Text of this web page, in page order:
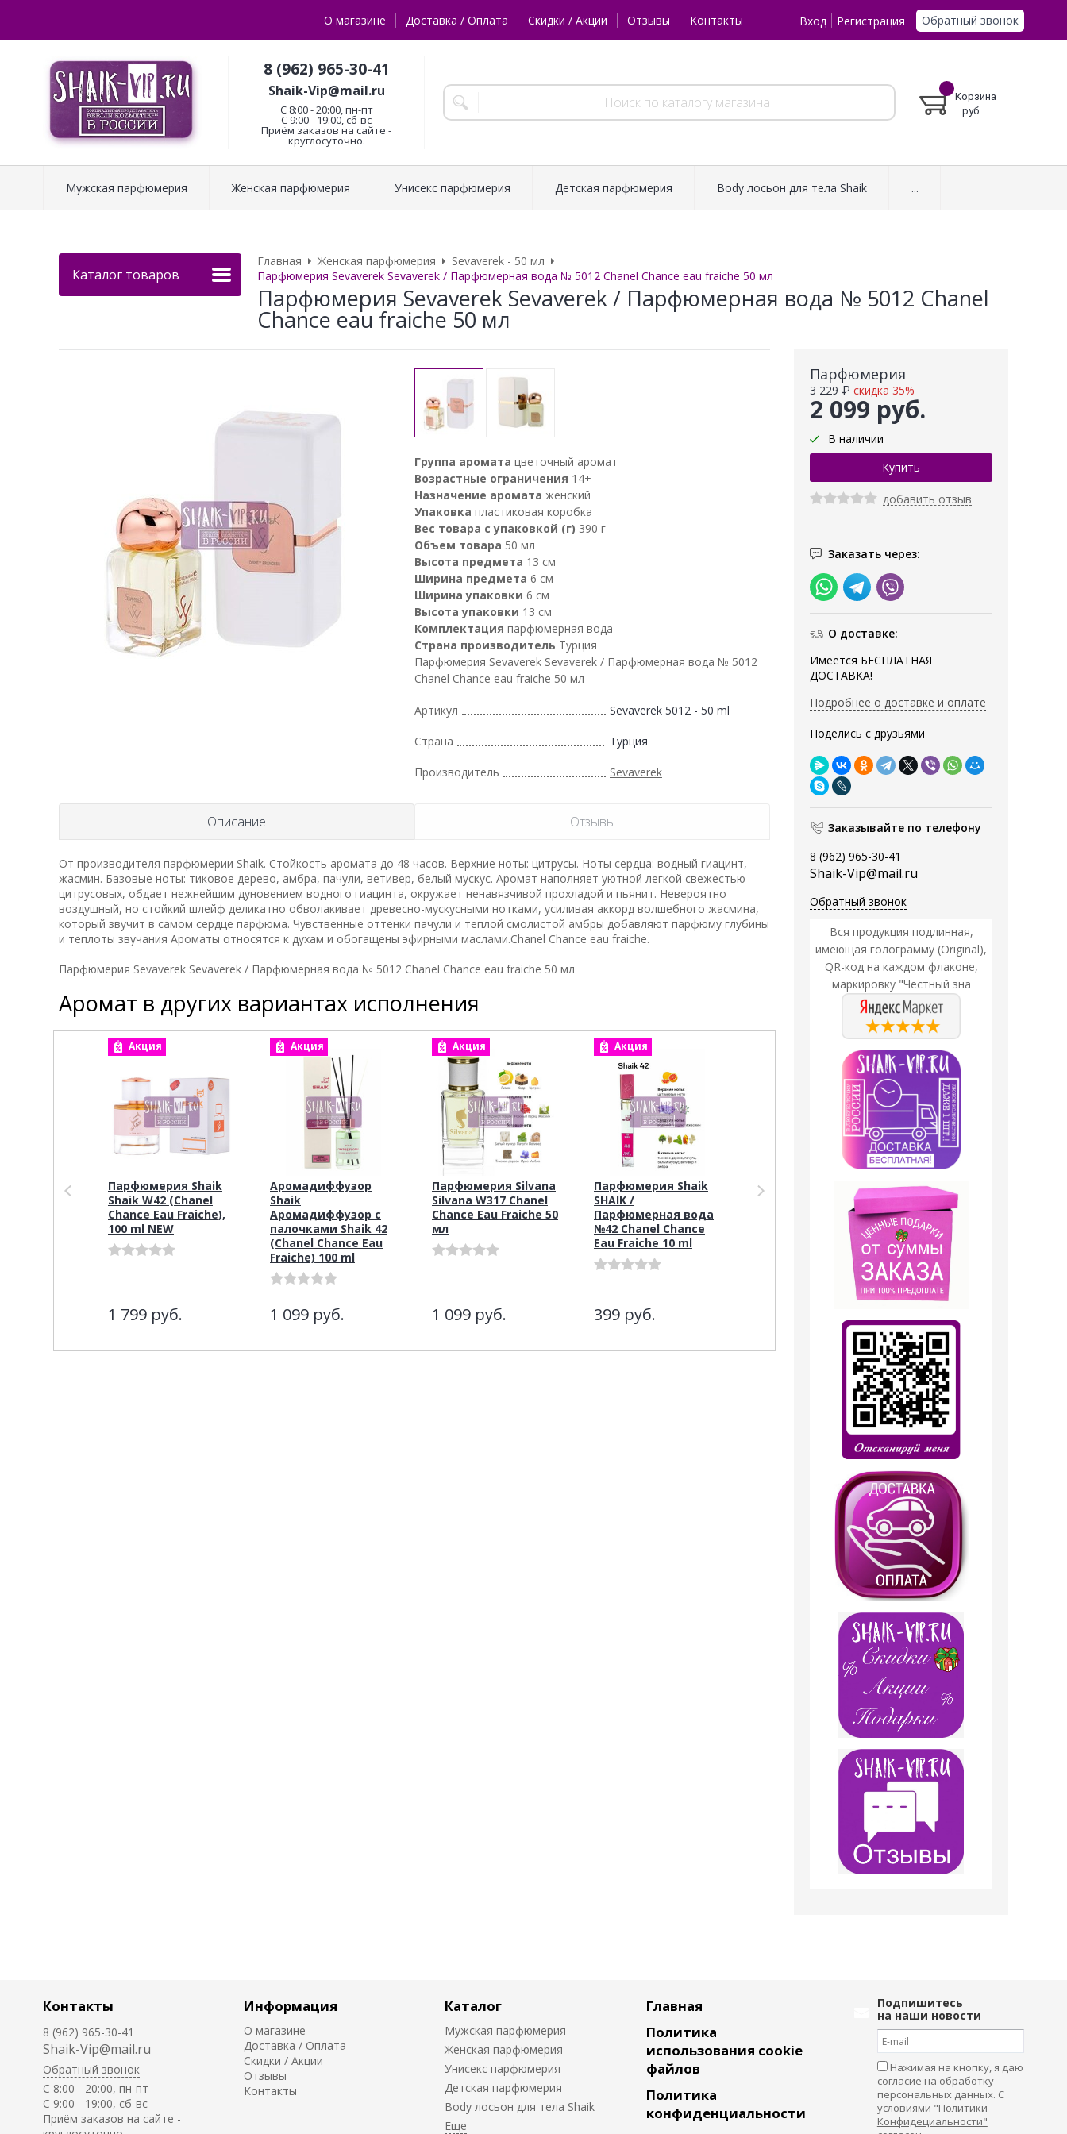
О магазине Доставка / Оплата Скидки / Акции Отзывы Контакты Вход Регистрация Обратный звонок
8 (962) 965-30-41
Shaik-Vip@mail.ru
C 8:00 - 20:00, пн-пт
С 9:00 - 19:00, сб-вс
Приём заказов на сайте -
круглосуточно.
Корзина
руб.
Мужская парфюмерия Женская парфюмерия Унисекс парфюмерия Детская парфюмерия Body лосьон для тела Shaik ...
Каталог товаров
Главная Женская парфюмерия
Sevaverek - 50 мл
Парфюмерия Sevaverek Sevaverek / Парфюмерная вода № 5012 Chanel Chance eau fraiche 50 мл
Парфюмерия Sevaverek Sevaverek / Парфюмерная вода № 5012 Chanel
Chance eau fraiche 50 мл
Парфюмерия
2 099 руб.
3 229 ₽ скидка 35%
В наличии
добавить отзыв
Заказать через:
О доставке:
Имеется БЕСПЛАТНАЯ
ДОСТАВКА!
Подробнее о доставке и оплате
Поделись с друзьями
Заказывайте по телефону
8 (962) 965-30-41
Shaik-Vip@mail.ru
Обратный звонок
Вся продукция подлинная,
имеющая голограмму (Original),
QR-код на каждом флаконе,
маркировку "Честный зна
Группа аромата цветочный аромат
Возрастные ограничения 14+
Назначение аромата женский
Упаковка пластиковая коробка
Вес товара с упаковкой (г) 390 г
Объем товара 50 мл
Высота предмета 13 см
Ширина предмета 6 см
Ширина упаковки 6 см
Высота упаковки 13 см
Комплектация парфюмерная вода
Страна производитель Турция
Парфюмерия Sevaverek Sevaverek / Парфюмерная вода № 5012
Chanel Chance eau fraiche 50 мл
Артикул Sevaverek 5012 - 50 ml
Страна Турция
Производитель Sevaverek
Описание Отзывы
От производителя парфюмерии Shaik. Стойкость аромата до 48 часов. Верхние ноты: цитрусы. Ноты сердца: водный гиацинт,
жасмин. Базовые ноты: тиковое дерево, амбра, пачули, ветивер, белый мускус. Аромат наполняет уютной легкой свежестью
цитрусовых, обдает нежнейшим дуновением водного гиацинта, окружает ненавязчивой прохладой и пьянит. Невероятно
воздушный, но стойкий шлейф деликатно обволакивает древесно-мускусными нотками, усиливая аккорд волшебного жасмина,
который звучит в самом сердце парфюма. Чувственные оттенки пачули и теплой смолистой амбры добавляют парфюму глубины
и теплоты звучания Ароматы относятся к духам и обогащены эфирными маслами.Chanel Chance eau fraiche.
Парфюмерия Sevaverek Sevaverek / Парфюмерная вода № 5012 Chanel Chance eau fraiche 50 мл
Аромат в других вариантах исполнения
Акция
Парфюмерия Shaik
Shaik W42 (Chanel
Chance Eau Fraiche),
100 ml NEW
1 799 руб.
Акция
Аромадиффузор
Shaik
Аромадиффузор с
палочками Shaik 42
(Chanel Chance Eau
Fraiche) 100 ml
1 099 руб.
Акция
Парфюмерия Silvana
Silvana W317 Chanel
Chance Eau Fraiche 50
мл
1 099 руб.
Акция
Парфюмерия Shaik
SHAIK /
Парфюмерная вода
№42 Chanel Chance
Eau Fraiche 10 ml
399 руб.
Парфюмерия Shaik
SHAIK /
Парфюмерная вода
№5012 Chance Eau
Fraiche Chanel 50 мл
Парфюмерия Shaik
SHAIK /
Парфюмерная вода
№ 42 Chanel "Chance
Eau Fraiche", 100 мл.
Контакты
8 (962) 965-30-41
Shaik-Vip@mail.ru
Обратный звонок
C 8:00 - 20:00, пн-пт
С 9:00 - 19:00, сб-вс
Приём заказов на сайте -
Информация
О магазине
Доставка / Оплата
Скидки / Акции
Отзывы
Контакты
Каталог
Мужская парфюмерия
Женская парфюмерия
Унисекс парфюмерия
Детская парфюмерия
Body лосьон для тела Shaik
Главная
Политика
использования cookie
файлов
Политика
конфиденциальности
Подпишитесь
на наши новости
Нажимая на кнопку, я даю
согласие на обработку
персональных данных. С
условиями "Политики
Конфидециальности"